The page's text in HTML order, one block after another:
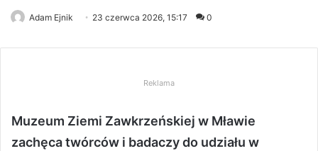
Adam Ejnik 23 czerwca 2026, 15:17 0
Reklama
Muzeum Ziemi Zawkrzeńskiej w Mławie
zachęca twórców i badaczy do udziału w